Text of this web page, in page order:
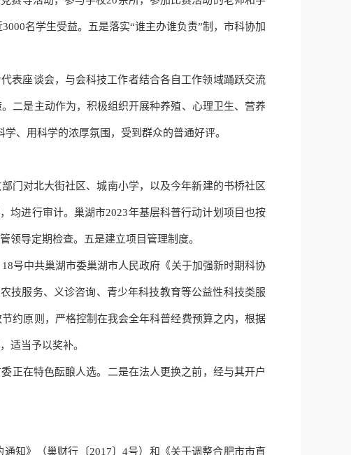
名学生受益。 五是落实“谁主办谁负责”制，市科协加
表座谈会，与会科技工作者结合各自工作领域踊跃交流
。二是主动作为，积极组织开展种养殖、心理卫生、营养
、用科学的浓厚氛围，受到群众的普通好评。
门对北大街社区、城南小学，以及今年新建的书桥社区
均进行审计。巢湖市2023年基层科普行动计划项目也按
领导定期检查。 五是建立项目管理制度。
号中共巢湖市委巢湖市人民政府《关于加强新时期科协
技服务、义诊咨询、青少年科技教育等公益性科技类服
约原则，严格控制在我会全年科普经费预算之内，根据
适当予以奖补。
正在特色酝酿人选。 二是在法人更换之前，经与其开户
知》（巢财行〔2017〕4号）和《关于调整合肥市市直